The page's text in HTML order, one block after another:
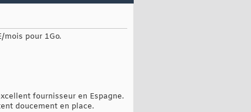
pour 1Go.
fournisseur en Espagne.
doucement en place.